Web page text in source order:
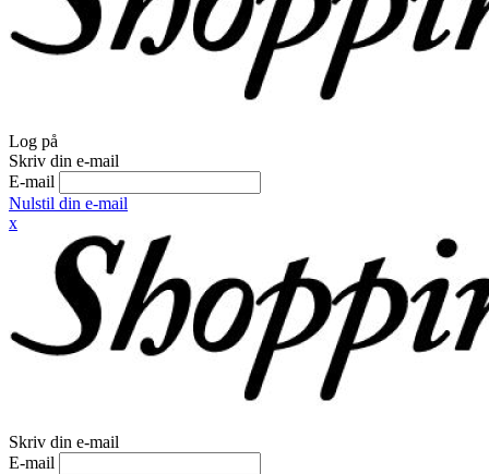
Log på
Skriv din e-mail
E-mail
Nulstil din e-mail
x
Skriv din e-mail
E-mail